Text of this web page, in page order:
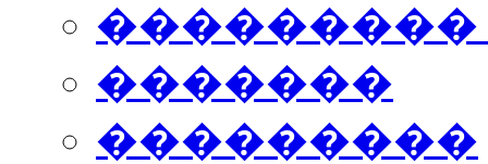
���������
�������
���������